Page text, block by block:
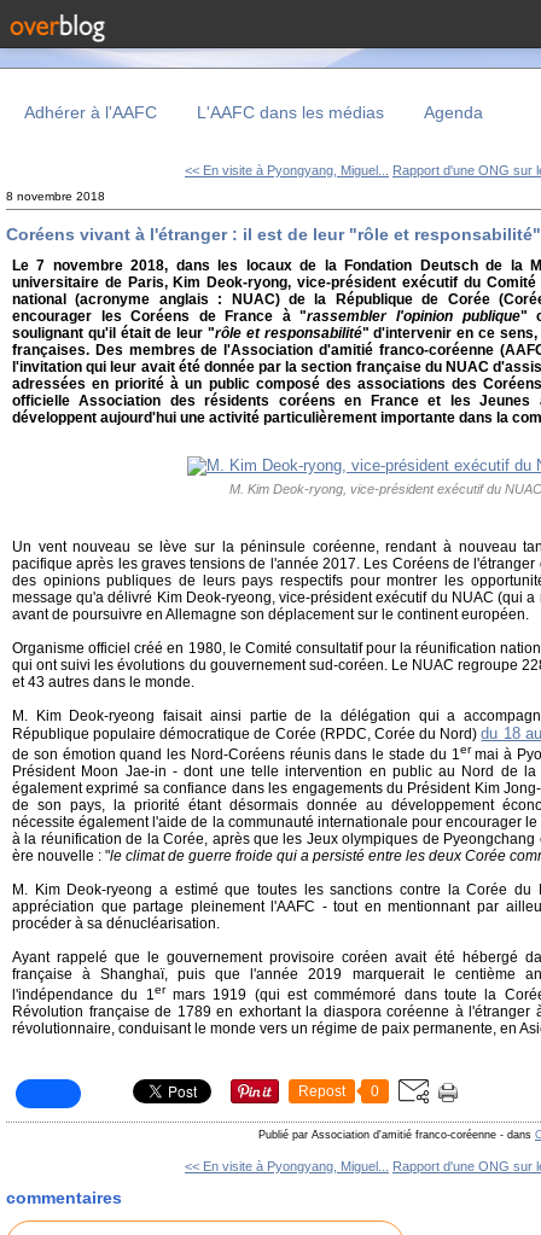
Adhérer à l'AAFC L'AAFC dans les médias Agenda
<< En visite à Pyongyang, Miguel... Rapport d'une ONG sur
8 novembre 2018
Coréens vivant à l'étranger : il est de leur "rôle et
Le 7 novembre 2018, dans les locaux de la Fondation Deutsch de la
universitaire de Paris, Kim Deok-ryong, vice-président exécutif du
national (acronyme anglais : NUAC) de la République de Corée
encourager les Coréens de France à "rassembler l'opinion publique"
soulignant qu'il était de leur "rôle et responsabilité" d'intervenir en ce
françaises. Des membres de l'Association d'amitié franco-coréenne
l'invitation qui leur avait été donnée par la section française du NUAC
adressées en priorité à un public composé des associations des
officielle Association des résidents coréens en France et les Jeunes
développent aujourd'hui une activité particulièrement importante dans la
M. Kim Deok-ryong, vice-président exécutif du
Un vent nouveau se lève sur la péninsule coréenne, rendant à nouveau
pacifique après les graves tensions de l'année 2017. Les Coréens de
des opinions publiques de leurs pays respectifs pour montrer les
message qu'a délivré Kim Deok-ryeong, vice-président exécutif du NUAC (qui
avant de poursuivre en Allemagne son déplacement sur le continent européen.
Organisme officiel créé en 1980, le Comité consultatif pour la réunification
qui ont suivi les évolutions du gouvernement sud-coréen. Le NUAC regroupe
et 43 autres dans le monde.
M. Kim Deok-ryeong faisait ainsi partie de la délégation qui a
République populaire démocratique de Corée (RPDC, Corée du Nord)du 18
de son émotion quand les Nord-Coréens réunis dans le stade du 1er mai à
Président Moon Jae-in - dont une telle intervention en public au Nord de
également exprimé sa confiance dans les engagements du Président Kim
de son pays, la priorité étant désormais donnée au développement
nécessite également l'aide de la communauté internationale pour encourager
à la réunification de la Corée, après que les Jeux olympiques de
ère nouvelle : "le climat de guerre froide qui a persisté entre les deux Corée
M. Kim Deok-ryeong a estimé que toutes les sanctions contre la Corée
appréciation que partage pleinement l'AAFC - tout en mentionnant par
procéder à sa dénucléarisation.
Ayant rappelé que le gouvernement provisoire coréen avait été hébergé
française à Shanghaï, puis que l'année 2019 marquerait le centième
l'indépendance du 1er mars 1919 (qui est commémoré dans toute la
Révolution française de 1789 en exhortant la diaspora coréenne à l'étranger
révolutionnaire, conduisant le monde vers un régime de paix permanente, en
Repost 0
Publié par Association d'amitié franco-coréenne - dans
<< En visite à Pyongyang, Miguel... Rapport d'une ONG sur
commentaires